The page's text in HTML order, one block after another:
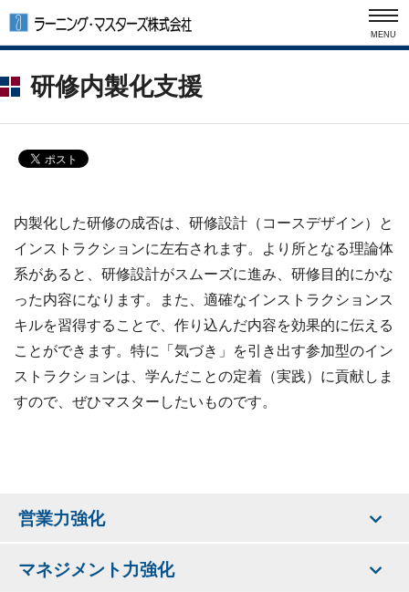
MENU
研修内製化支援
内製化した研修の成否は、研修設計（コースデザイン）と
インストラクションに左右されます。より所となる理論体
系があると、研修設計がスムーズに進み、研修目的にかな
った内容になります。また、適確なインストラクションス
キルを習得することで、作り込んだ内容を効果的に伝える
ことができます。特に「気づき」を引き出す参加型のイン
ストラクションは、学んだことの定着（実践）に貢献しま
すので、ぜひマスターしたいものです。
営業力強化
マネジメント力強化